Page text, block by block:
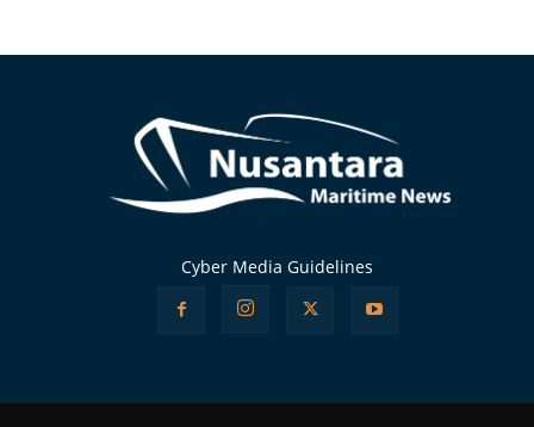
Cyber Media Guidelines